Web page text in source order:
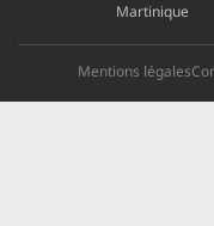
Martinique
Mentions légales